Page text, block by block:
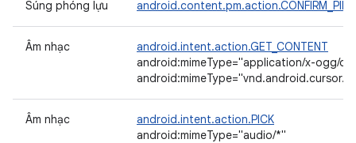
Súng phóng lựu
Âm nhạc
android.intent.action.GET_CONTENT
android:mimeType="application/x-ogg/
Âm nhạc
android.intent.action.PICK
android:mimeType="audio/*"